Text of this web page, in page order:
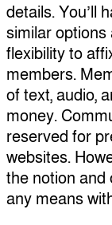
details. You’ll
similar options
flexibility to
members.
of text, audio,
money.
reserved for
websites.
the notion and
any means